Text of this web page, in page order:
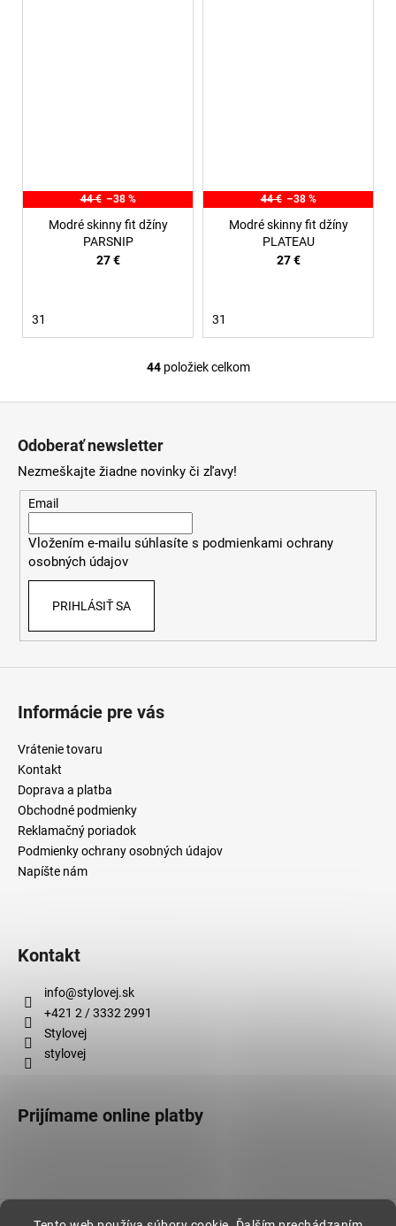
44 € –38 %
Modré skinny fit džíny
PARSNIP
27 €
31
44 € –38 %
Modré skinny fit džíny
PLATEAU
27 €
31
O
a
c
p
v
ý
44položiek celkom
Odoberať newsletter
Nezmeškajte žiadne novinky či zľavy!
Email
Vložením e-mailu súhlasíte s podmienkami ochrany
osobných údajov
PRIHLÁSIŤ SA
Informácie pre vás
Vrátenie tovaru
Kontakt
Doprava a platba
Obchodné podmienky
Reklamačný poriadok
Podmienky ochrany osobných údajov
Napíšte nám
Kontakt
info@stylovej.sk
+421 2 / 3332 2991
Stylovej
stylovej
Prijímame online platby
Vytvoril Shoptet